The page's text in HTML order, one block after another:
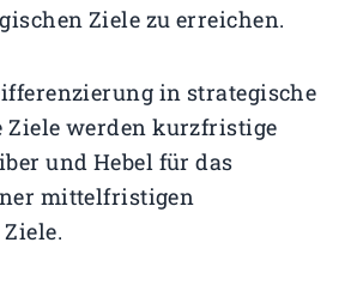
Ziele zu erreichen.
in strategische
Ziele werden kurzfristige
und Hebel für das
mittelfristigen